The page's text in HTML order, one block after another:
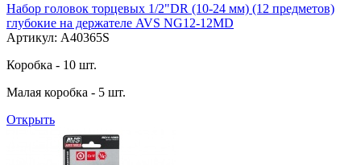
Набор головок торцевых 1/2"DR (10-24 мм) (12 предметов)
глубокие на держателе AVS NG12-12MD
Артикул: A40365S
Коробка - 10 шт.
Малая коробка - 5 шт.
Открыть